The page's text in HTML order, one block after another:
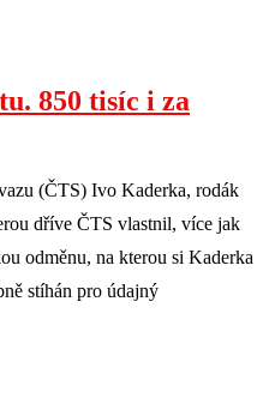
850 tisíc i za
(ČTS) Ivo Kaderka, rodák
dříve ČTS vlastnil, více jak
odměnu, na kterou si Kaderka
stíhán pro údajný